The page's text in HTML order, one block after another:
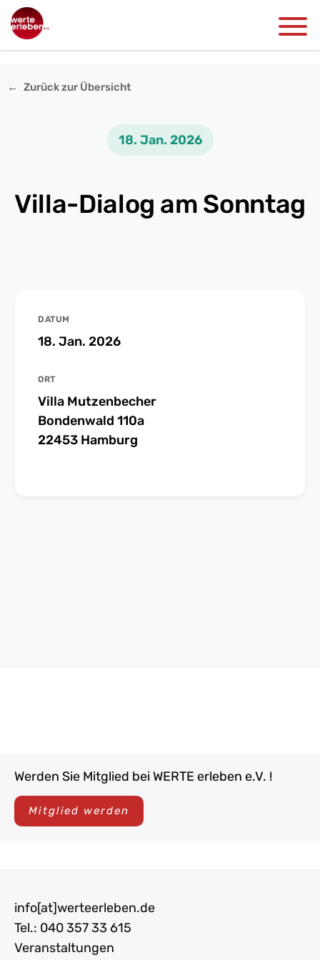
Zurück zur Übersicht
18. Jan. 2026
Villa-Dialog am Sonntag
DATUM
18. Jan. 2026
ORT
Villa Mutzenbecher
Bondenwald 110a
22453 Hamburg
Werden Sie Mitglied bei WERTE erleben e.V. !
Mitglied werden
info[at]werteerleben.de
Tel.: 040 357 33 615
Veranstaltungen